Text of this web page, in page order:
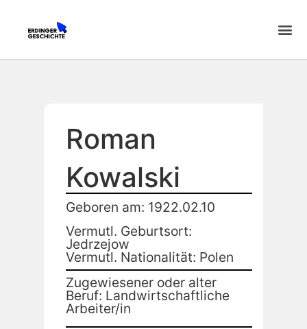
Roman
Kowalski
Geboren am: 1922.02.10
Vermutl. Geburtsort:
Jedrzejow
Vermutl. Nationalität: Polen
Zugewiesener oder alter
Beruf: Landwirtschaftliche
Arbeiter/in